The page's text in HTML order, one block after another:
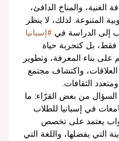
الغنية، والمناخ الدافئ،
المتنوعة. لذلك، لا ينظر
إلى الدراسة في #إسبانيا
فقط، بل كتجربة حياة
على بناء المعرفة، وتطوير
العلاقات، واكتشاف مجتمع
الثقافات.
السؤال من بعض القرّاء: ما
في إسبانيا للطلاب
يعتمد على تخصص
التي يفضلها، واللغة التي